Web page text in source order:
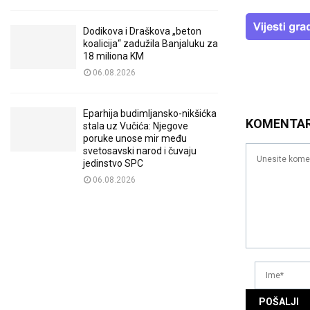
Dodikova i Draškova „beton
koalicija“ zadužila Banjaluku za
18 miliona KM
06.08.2026
Eparhija budimljansko-nikšićka
stala uz Vučića: Njegove
poruke unose mir među
svetosavski narod i čuvaju
jedinstvo SPC
06.08.2026